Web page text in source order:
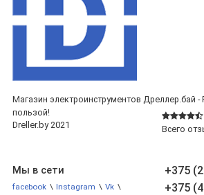
Магазин электроинструментов Дреллер.бай -
пользой!
Всего
Dreller.by 2021
+375
+375
Мы в сети
facebook \ Instagram \ Vk \